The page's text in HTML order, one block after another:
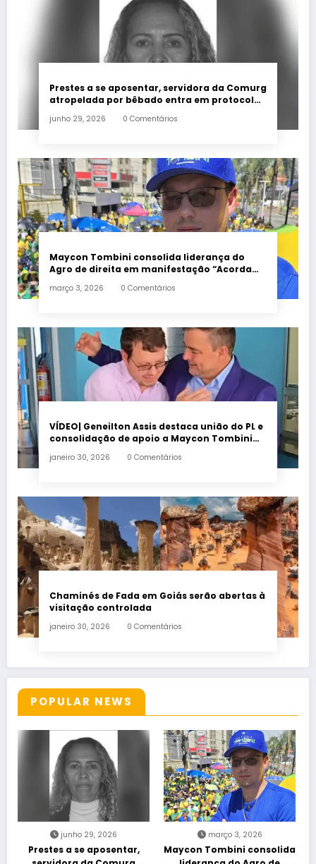
Prestes a se aposentar, servidora da Comurg
atropelada por bêbado entra em protocolo
junho 29, 2026 0 Comentários
Maycon Tombini consolida liderança do
Agro de direita em manifestação “Acorda
março 3, 2026 0 Comentários
VÍDEO| Geneilton Assis destaca união do PL e
consolidação de apoio a Maycon Tombini
janeiro 30, 2026 0 Comentários
Chaminés de Fada em Goiás serão abertas à
visitação controlada
janeiro 30, 2026 0 Comentários
POPULAR NEWS
junho 29, 2026
Prestes a se aposentar,
março 3, 2026
Maycon Tombini consolida